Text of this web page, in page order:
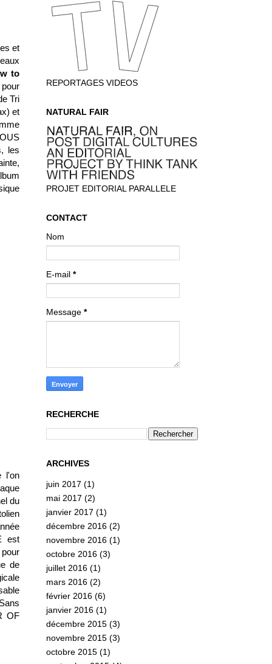
et
to
Tri
et
les
l'on
du
est
de
OF
REPORTAGES VIDEOS
NATURAL FAIR
PROJET EDITORIAL PARALLELE
CONTACT
Nom
E-mail *
Message *
RECHERCHE
ARCHIVES
juin 2017 (1)
mai 2017 (2)
janvier 2017 (1)
décembre 2016 (2)
novembre 2016 (1)
octobre 2016 (3)
juillet 2016 (1)
mars 2016 (2)
février 2016 (6)
janvier 2016 (1)
décembre 2015 (3)
novembre 2015 (3)
octobre 2015 (1)